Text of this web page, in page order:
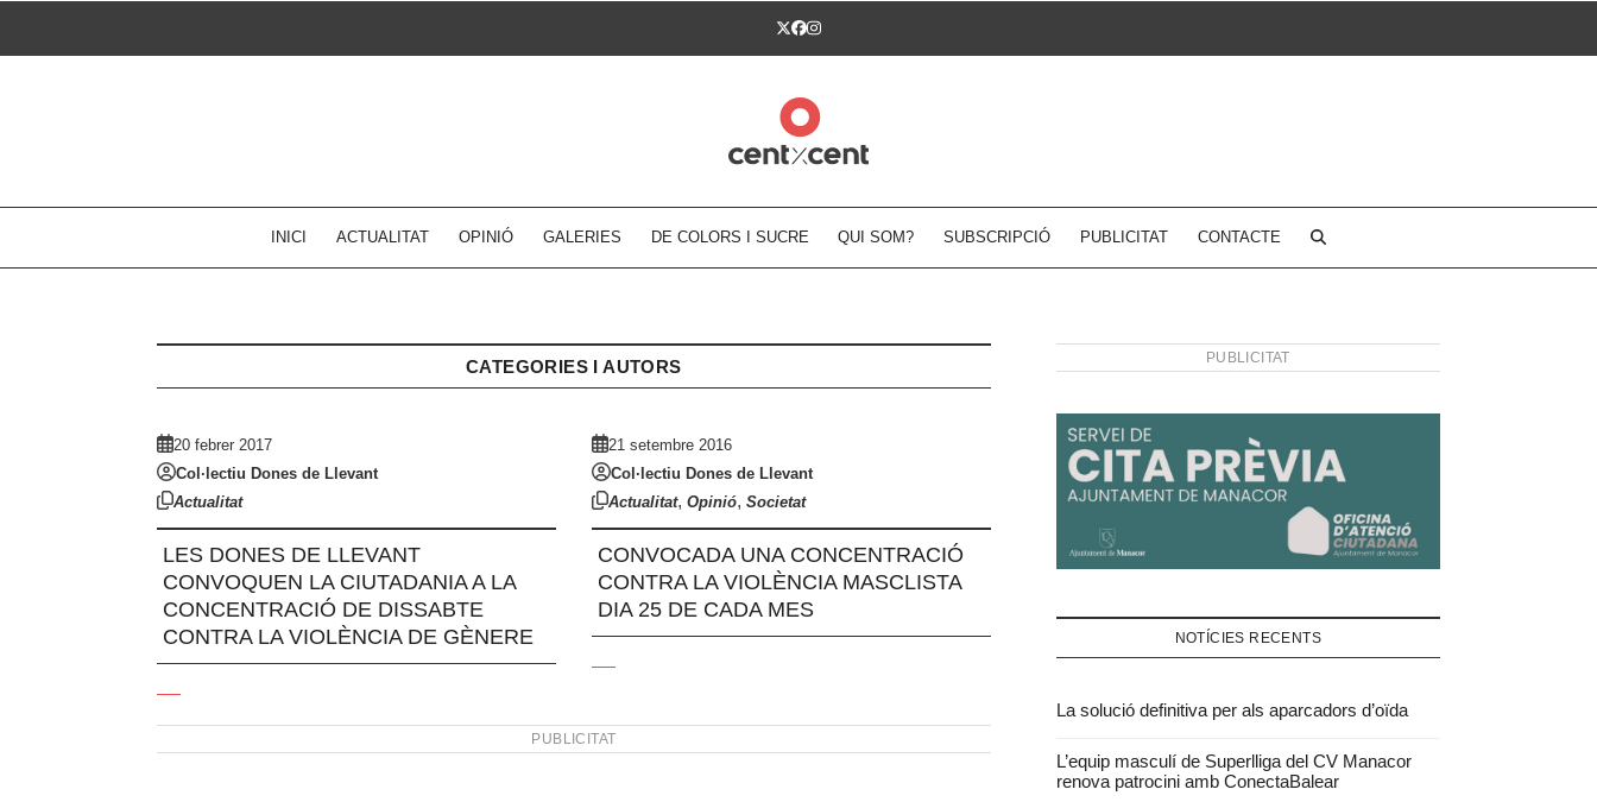
Twitter
Facebook
Instagram
INICI ACTUALITAT OPINIÓ GALERIES DE COLORS I SUCRE QUI SOM? SUBSCRIPCIÓ PUBLICITAT CONTACTE
CATEGORIES I AUTORS
20 febrer 2017
Col·lectiu Dones de Llevant
Actualitat
LES DONES DE LLEVANT
CONVOQUEN LA CIUTADANIA A LA
CONCENTRACIÓ DE DISSABTE
CONTRA LA VIOLÈNCIA DE GÈNERE
21 setembre 2016
Col·lectiu Dones de Llevant
Actualitat, Opinió, Societat
CONVOCADA UNA CONCENTRACIÓ
CONTRA LA VIOLÈNCIA MASCLISTA
DIA 25 DE CADA MES
PUBLICITAT
PUBLICITAT
NOTÍCIES RECENTS
La solució definitiva per als aparcadors d’oïda
L’equip masculí de Superlliga del CV Manacor
renova patrocini amb ConectaBalear